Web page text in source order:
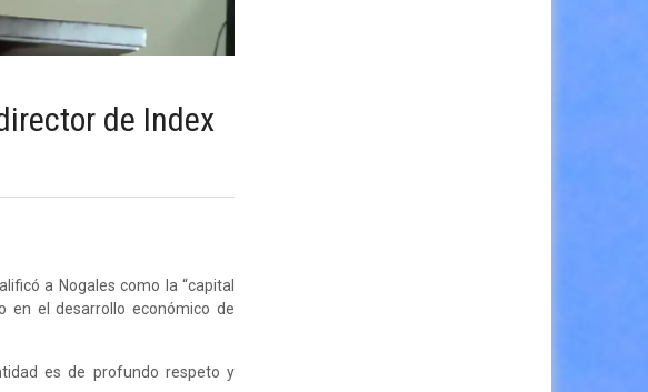
de Index
a Nogales como la “capital
en el desarrollo económico de
es de profundo respeto y